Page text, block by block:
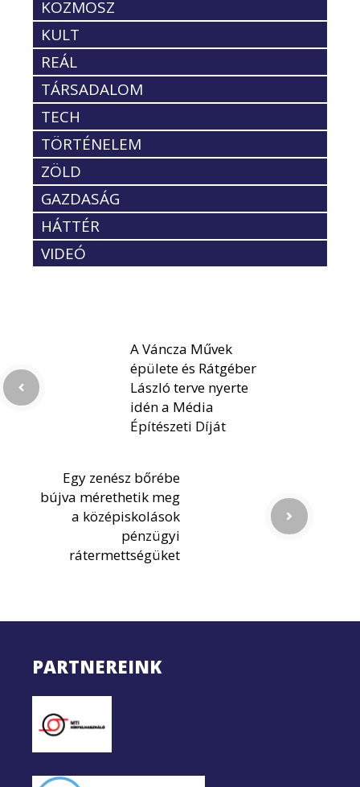
KOZMOSZ
KULT
REÁL
TÁRSADALOM
TECH
TÖRTÉNELEM
ZÖLD
GAZDASÁG
HÁTTÉR
VIDEÓ
A Váncza Művek
épülete és Rátgéber
László terve nyerte
idén a Média
Építészeti Díját
Egy zenész bőrébe
bújva mérethetik meg
a középiskolások
pénzügyi
rátermettségüket
PARTNEREINK